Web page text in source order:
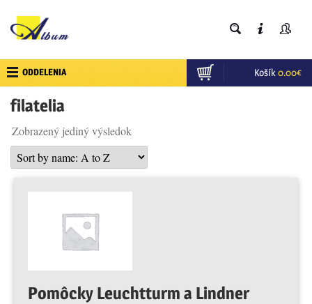
Košík 0.00€
ODDELENIA
filatelia
Zobrazený jediný výsledok
Pomôcky Leuchtturm a Lindner